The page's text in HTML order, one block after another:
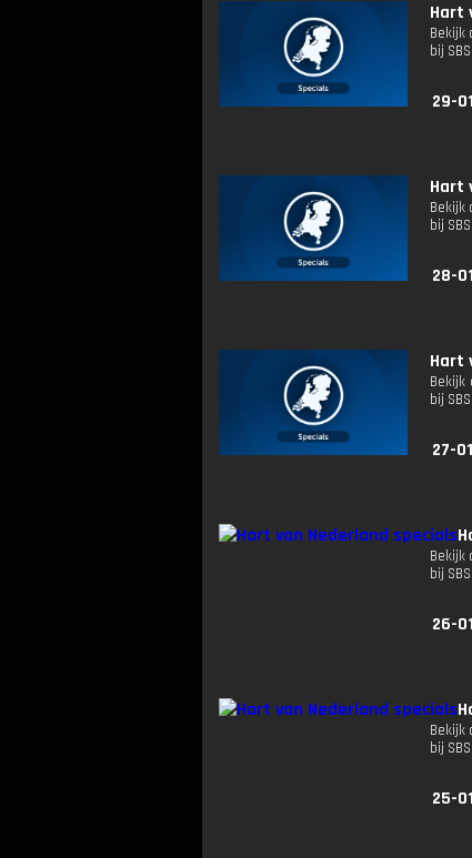
Hart
Bekijk
bij
29-
Hart
Bekijk
bij
28-
Hart
Bekijk
bij
27-
Bekijk
bij
26-
Bekijk
bij
25-